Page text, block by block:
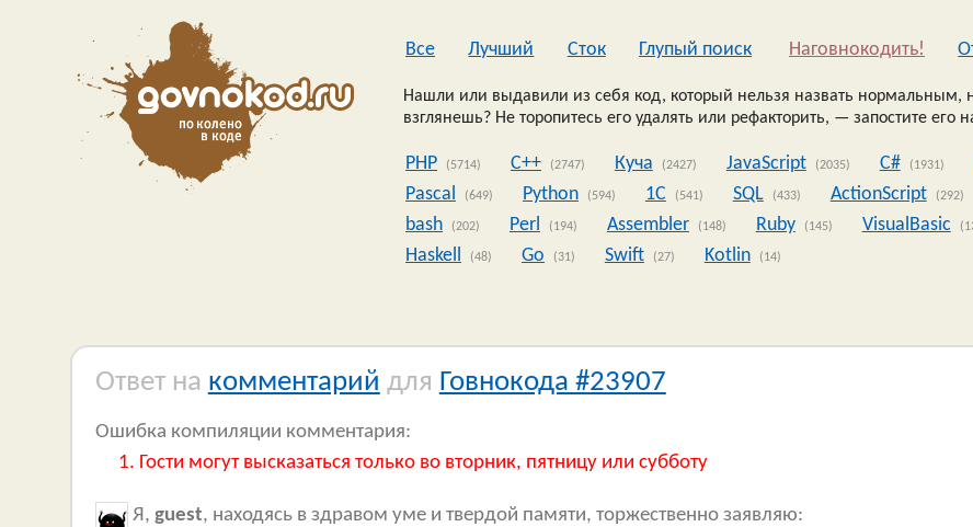
Все Лучший Сток Глупый поиск Наговнокодить!
Нашли или выдавили из себя код, который нельзя назвать нормальным,
взглянешь? Не торопитесь его удалять или рефакторить, — запостите его
PHP (5714) C++ (2747) Куча (2427) JavaScript (2035) C# (1931)
Pascal (649) Python (594) 1C (541) SQL (433) ActionScript (292)
bash (202) Perl (194) Assembler (148) Ruby (145) VisualBasic
Haskell (48) Go (31) Swift (27) Kotlin (14)
Ответ на комментарий для Говнокода #23907
Ошибка компиляции комментария:
Гости могут высказаться только во вторник, пятницу или субботу
Я, guest, находясь в здравом уме и твердой памяти, торжественно заявляю: